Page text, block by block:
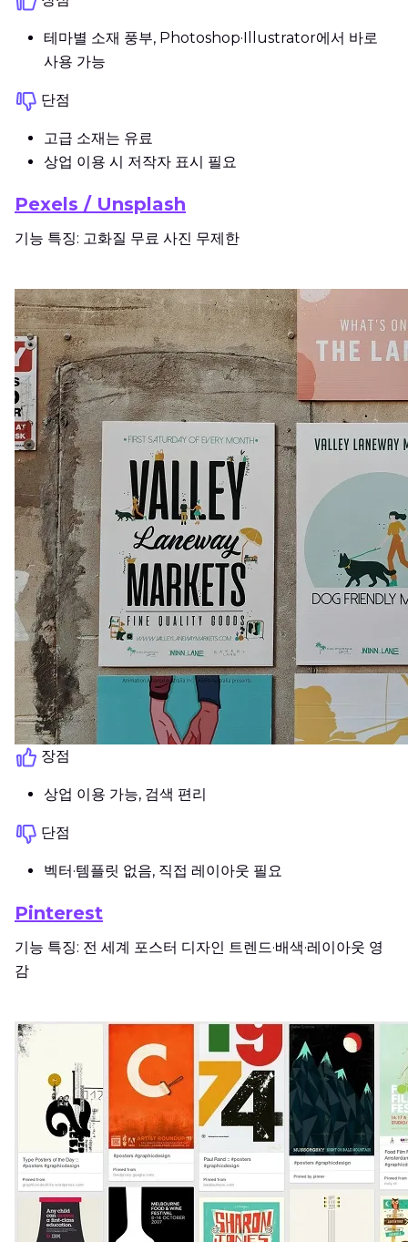
테마별 소재 풍부, Photoshop·Illustrator에서 바로
사용 가능
단점
고급 소재는 유료
상업 이용 시 저작자 표시 필요
Pexels / Unsplash
기능 특징: 고화질 무료 사진 무제한
장점
상업 이용 가능, 검색 편리
단점
벡터·템플릿 없음, 직접 레이아웃 필요
Pinterest
기능 특징: 전 세계 포스터 디자인 트렌드·배색·레이아웃 영
감